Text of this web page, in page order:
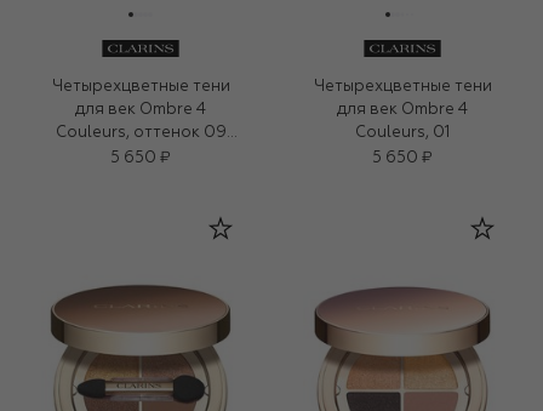
Четырехцветные тени
для век Ombre 4
Couleurs, оттенок 09
(4,2g)
5 650 ₽
Четырехцветные тени
для век Ombre 4
Couleurs, 01
5 650 ₽